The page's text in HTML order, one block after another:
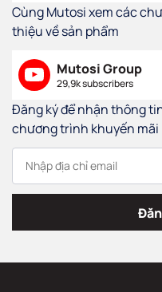
Cùng Mutosi xem các
thiệu về sản phẩm
Mutosi Group
29,9k subscribers
Đăng ký để nhận thông
chương trình khuyến mãi